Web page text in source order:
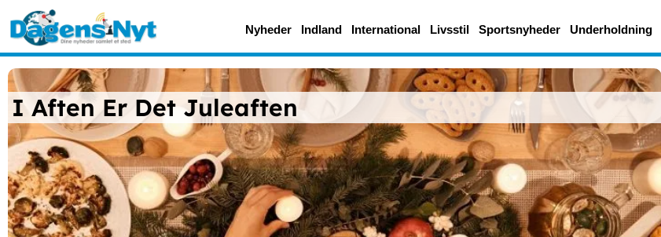
Nyheder Indland International Livsstil Sportsnyheder Underholdning
I Aften Er Det Juleaften